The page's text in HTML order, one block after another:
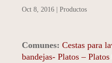
Oct 8, 2016| Productos
Comunes: Cestas para
bandejas- Platos –